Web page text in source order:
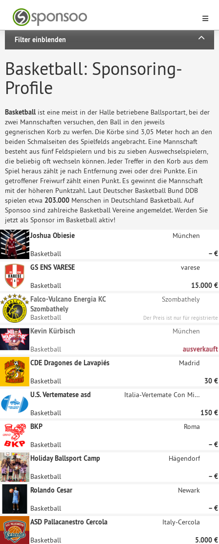
Filter einblenden
Basketball: Sponsoring-
Profile
Basketball ist eine meist in der Halle betriebene Ballsportart, bei der
zwei Mannschaften versuchen, den Ball in den jeweils
gegnerischen Korb zu werfen. Die Körbe sind 3,05 Meter hoch an den
beiden Schmalseiten des Spielfelds angebracht. Eine Mannschaft
besteht aus fünf Feldspielern und bis zu sieben Auswechselspielern,
die beliebig oft wechseln können. Jeder Treffer in den Korb aus dem
Spiel heraus zählt je nach Entfernung zwei oder drei Punkte. Ein
getroffener Freiwurf zählt einen Punkt. Es gewinnt die Mannschaft
mit der höheren Punktzahl. Laut Deutscher Basketball Bund DDB
spielen etwa 203.000 Menschen in Deutschland Basketball. Auf
Sponsoo sind zahlreiche Basketball Vereine angemeldet. Werden Sie
jetzt als Sponsor im Basketball aktiv!
Joshua Obiesie
München
Basketball
– €
GS ENS VARESE
varese
Basketball
15.000 €
Falco-Vulcano Energia KC
Szombathely
Szombathely
Basketball
Der Preis ist nur für registrierte
Unternehmen sichtbar
Kevin Kürbisch München
Basketball
ausverkauft
CDE Dragones de Lavapiés
Madrid
Basketball
30 €
U.S. Vertematese asd
Italia-Vertemate Con Minoprio
Basketball
150 €
BKP
Roma
Basketball
– €
Holiday Ballsport Camp
Hägendorf
Basketball
– €
Rolando Cesar
Newark
Basketball
– €
ASD Pallacanestro Cercola
Italy-Cercola
Basketball 5.000 €